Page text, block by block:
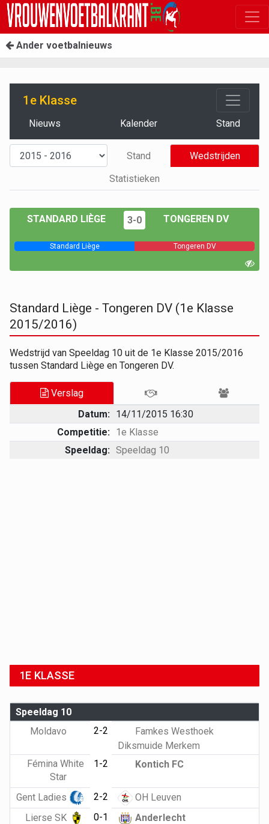
Ander voetbalnieuws
1e Klasse
Nieuws Kalender Stand
Stand
Wedstrijden
Statistieken
STANDARD LIÈGE 3-0 TONGEREN DV
Standard Liège Tongeren DV
Standard Liège - Tongeren DV (1e Klasse
2015/2016)
Wedstrijd van Speeldag 10 uit de 1e Klasse 2015/2016
tussen Standard Liège en Tongeren DV.
Verslag
Datum: 14/11/2015 16:30
Competitie: 1e Klasse
Speeldag: Speeldag 10
1E KLASSE
Speeldag 10
Moldavo
2-2
Famkes Westhoek
Diksmuide Merkem
Fémina White
Star
1-2 Kontich FC
Gent Ladies 2-2
OH Leuven
Lierse SK
0-1
Anderlecht